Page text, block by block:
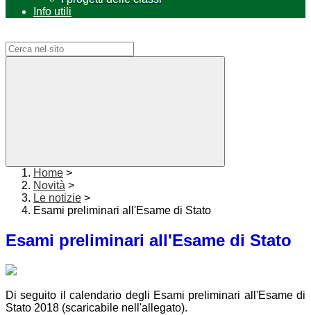
Info utili
Home >
Novità >
Le notizie >
Esami preliminari all'Esame di Stato
Esami preliminari all'Esame di Stato
Di seguito il calendario degli Esami preliminari all'Esame di
Stato 2018 (scaricabile nell'allegato).